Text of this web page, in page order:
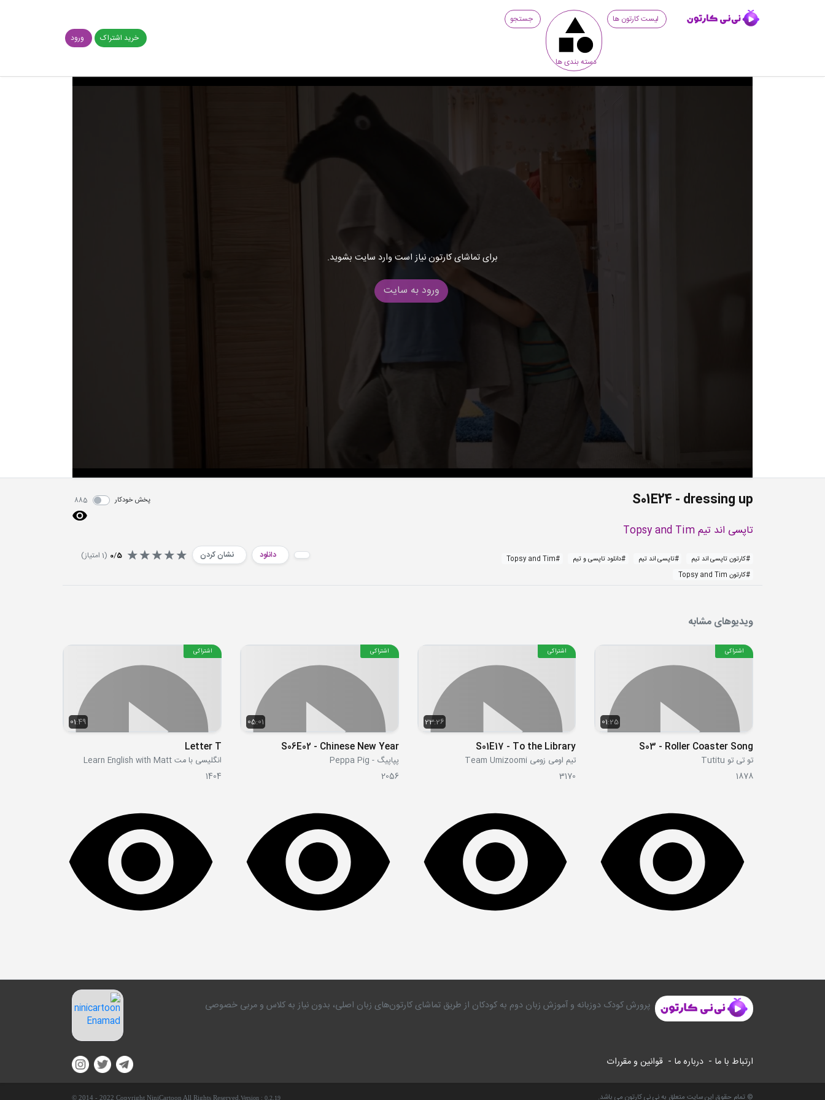
لیست کارتون ها
دسته بندی ها
جستجو
خرید اشتراک
ورود
برای تماشای کارتون نیاز است وارد سایت بشوید.
ورود به سایت
S01E24 - dressing up پخش خودکار 885
تاپسی اند تیم Topsy and Tim
#کارتون تاپسی اند تیم #تاپسی اند تیم #دانلود تاپسی و تیم #
Topsy and Tim
#کارتون Topsy and Tim
دانلود نشان کردن 0/5
(
1 امتیاز)
ویدیوهای مشابه
01:25
اشتراکی
S03 - Roller Coaster Song
تو تی تو Tutitu
1878
23:26
اشتراکی
S01E17 - To the Library
تیم اومی زومی Team Umizoomi
3170
05:01
اشتراکی
S06E02 - Chinese New Year
پپاپیگ - Peppa Pig
2056
01:49
اشتراکی
Letter T
انگلیسی با مت Learn English with Matt
1404
پرورش کودک دوزبانه و آموزش زبان دوم به کودکان از طریق تماشای کارتون‌های زبان اصلی، بدون نیاز به کلاس و مربی خصوصی
ارتباط با ما - درباره ما - قوانین و مقررات
© تمام حقوق این سایت متعلق به نی نی کارتون می باشد. © 2014 - 2022 Copyright NiniCartoon All Rights Reserved. Version : 0.2.19